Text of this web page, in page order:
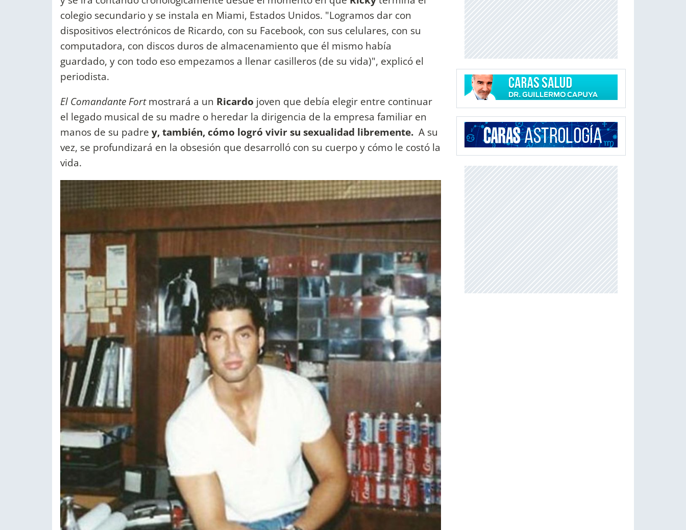
colegio secundario y se instala en Miami, Estados Unidos. "Logramos dar con
dispositivos electrónicos de Ricardo, con su Facebook, con sus celulares, con su
computadora, con discos duros de almacenamiento que él mismo había
guardado, y con todo eso empezamos a llenar casilleros (de su vida)", explicó el
periodista.
El Comandante Fortmostrará a un Ricardo joven que debía elegir entre continuar
el legado musical de su madre o heredar la dirigencia de la empresa familiar en
manos de su padre y, también, cómo logró vivir su sexualidad libremente. A su
vez, se profundizará en la obsesión que desarrolló con su cuerpo y cómo le costó la
vida.